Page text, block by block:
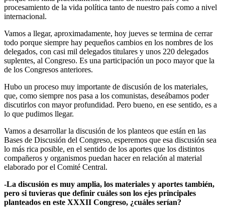
procesamiento de la vida política tanto de nuestro país como a nivel
internacional.
Vamos a llegar, aproximadamente, hoy jueves se termina de cerrar
todo porque siempre hay pequeños cambios en los nombres de los
delegados, con casi mil delegados titulares y unos 220 delegados
suplentes, al Congreso. Es una participación un poco mayor que la
de los Congresos anteriores.
Hubo un proceso muy importante de discusión de los materiales,
que, como siempre nos pasa a los comunistas, deseábamos poder
discutirlos con mayor profundidad. Pero bueno, en ese sentido, es a
lo que pudimos llegar.
Vamos a desarrollar la discusión de los planteos que están en las
Bases de Discusión del Congreso, esperemos que esa discusión sea
lo más rica posible, en el sentido de los aportes que los distintos
compañeros y organismos puedan hacer en relación al material
elaborado por el Comité Central.
-La discusión es muy amplia, los materiales y aportes también,
pero si tuvieras que definir cuáles son los ejes principales
planteados en este XXXII Congreso, ¿cuáles serían?